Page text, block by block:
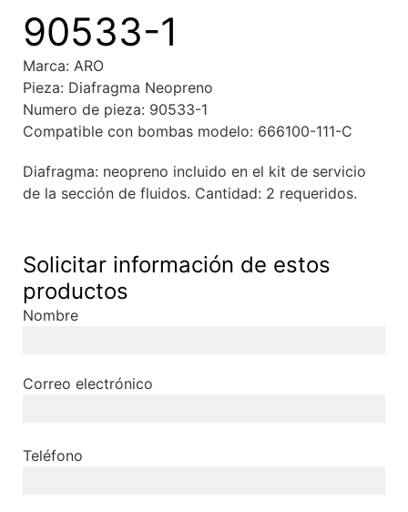
90533-1
Marca: ARO
Pieza: Diafragma Neopreno
Numero de pieza: 90533-1
Compatible con bombas modelo: 666100-111-C
Diafragma: neopreno incluido en el kit de servicio
de la sección de fluidos. Cantidad: 2 requeridos.
Solicitar información de estos
productos
Nombre
Correo electrónico
Teléfono